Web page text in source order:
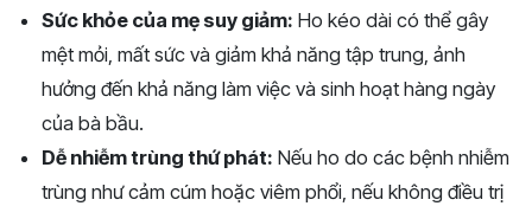
Sức khỏe của mẹ suy giảm: Ho kéo dài có thể gây
mệt mỏi, mất sức và giảm khả năng tập trung, ảnh
hưởng đến khả năng làm việc và sinh hoạt hàng ngày
của bà bầu.
Dễ nhiễm trùng thứ phát: Nếu ho do các bệnh nhiễm
trùng như cảm cúm hoặc viêm phổi, nếu không điều trị